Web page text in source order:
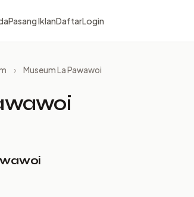
Pasang IklanDaftarLogin
› Museum La Pawawoi